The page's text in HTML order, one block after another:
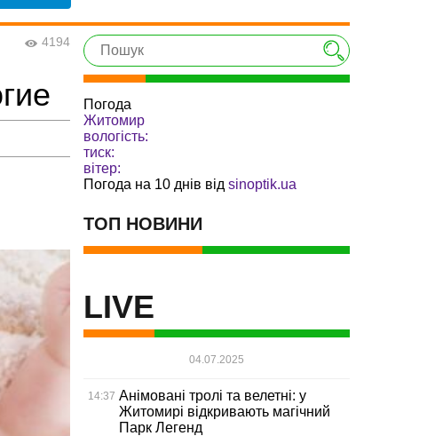
4194
Погода
Житомир
вологість:
тиск:
вітер:
Погода на 10 днів від sinoptik.ua
ТОП НОВИНИ
LIVE
04.07.2025
14:37 Анімовані тролі та велетні: у
Житомирі відкривають магічний
Парк Легенд